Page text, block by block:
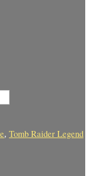
, Tomb Raider Legend